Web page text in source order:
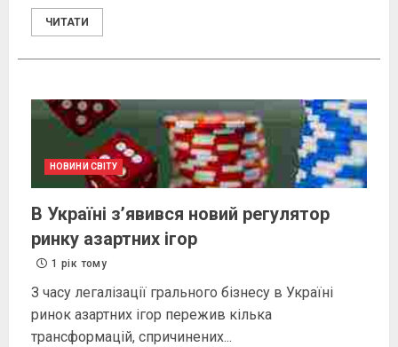
ЧИТАТИ
НОВИНИ СВІТУ
В Україні з’явився новий регулятор
ринку азартних ігор
1 рік тому
З часу легалізації грального бізнесу в Україні
ринок азартних ігор пережив кілька
трансформацій, спричинених...